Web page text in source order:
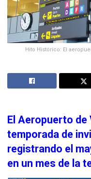
Hito Histórico: El
El Aeropuerto de
temporada de
registrando el
en un mes de la